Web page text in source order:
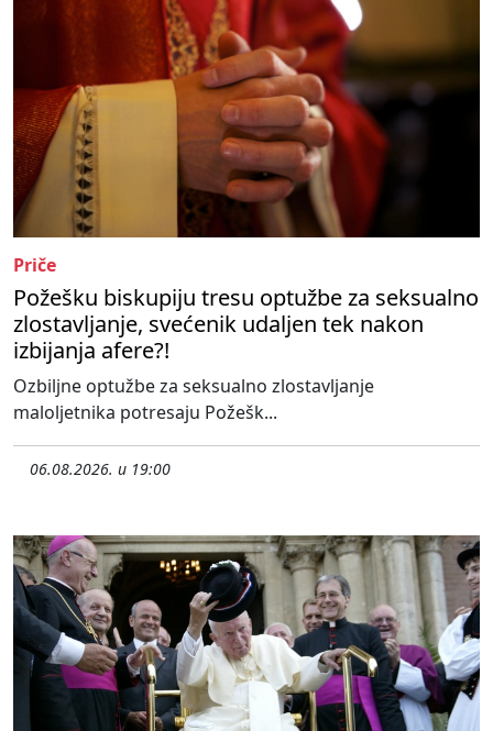
Priče
Požešku biskupiju tresu optužbe za seksualno
zlostavljanje, svećenik udaljen tek nakon
izbijanja afere?!
Ozbiljne optužbe za seksualno zlostavljanje
maloljetnika potresaju Požešk...
06.08.2026. u 19:00